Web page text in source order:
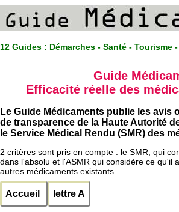
12 Guides : Démarches - Santé - Tourisme
Guide
Efficacité réelle des
Le Guide Médicaments publie les avis
de transparence de la Haute Autorité
le Service Médical Rendu (SMR) des
2 critères sont pris en compte : le SMR, qui
dans l'absolu et l'ASMR qui considère ce qu'il
autres médicaments existants.
Accueil lettre A